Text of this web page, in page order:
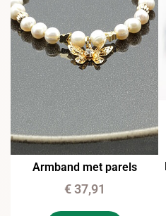
Armband met parels
€37,91